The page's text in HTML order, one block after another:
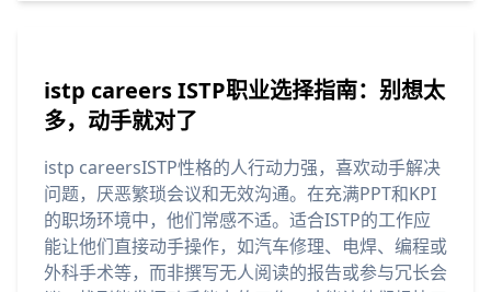
istp careers ISTP职业选择指南：别想太
多，动手就对了
istp careersISTP性格的人行动力强，喜欢动手解决
问题，厌恶繁琐会议和无效沟通。在充满PPT和KPI
的职场环境中，他们常感不适。适合ISTP的工作应
能让他们直接动手操作，如汽车修理、电焊、编程或
外科手术等，而非撰写无人阅读的报告或参与冗长会